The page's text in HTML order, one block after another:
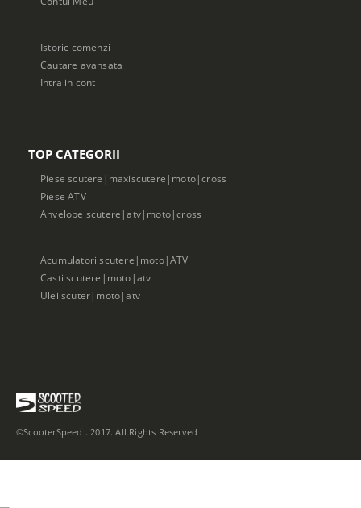
Istoric comenzi
Cautare avansata
Intra in cont
TOP CATEGORII
Piese scutere|maxiscutere|moto|cross
Piese ATV
Anvelope scutere|atv|moto|cross
Acumulatori scutere|moto|ATV
Casti scutere|moto|atv
Ulei scuter|moto|atv
©ScooterSpeed . 2017. All Rights Reserved